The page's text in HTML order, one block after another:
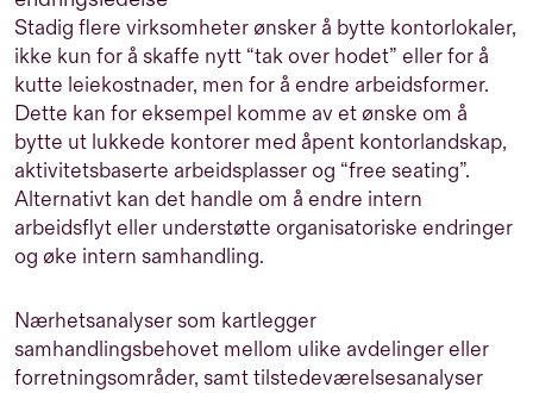
Stadig flere virksomheter ønsker å bytte kontorlokaler,
ikke kun for å skaffe nytt “tak over hodet” eller for å
kutte leiekostnader, men for å endre arbeidsformer.
Dette kan for eksempel komme av et ønske om å
bytte ut lukkede kontorer med åpent kontorlandskap,
aktivitetsbaserte arbeidsplasser og “free seating”.
Alternativt kan det handle om å endre intern
arbeidsflyt eller understøtte organisatoriske endringer
og øke intern samhandling.
Nærhetsanalyser som kartlegger
samhandlingsbehovet mellom ulike avdelinger eller
forretningsområder, samt tilstedeværelsesanalyser